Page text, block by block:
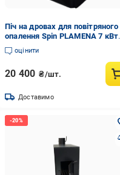
Піч на дровах для повітряного
опалення Spin PLAMENA 7 кВт
Чорний (CNT00007709)
оцінити
20 400 ₴/шт.
Доставимо